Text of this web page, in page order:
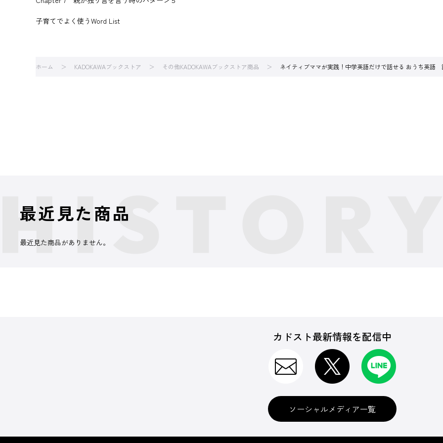
子育てでよく使うWord List
ホーム KADOKAWAブックストア その他KADOKAWAブックストア商品 ネイティブママが実践！中学英語だけで話せる おうち英
最近見た商品
最近見た商品がありません。
カドスト最新情報を配信中
ソーシャルメディア一覧